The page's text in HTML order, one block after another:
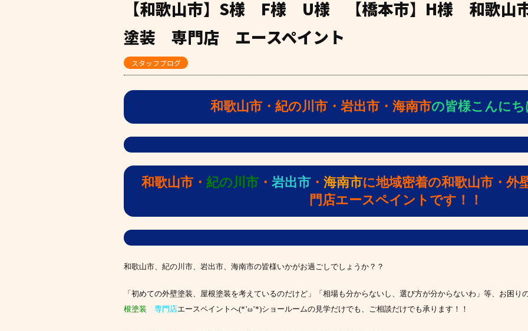
【和歌山市】S様 F様 U様 【橋本市】H様 和歌
塗装 専門店 エースペイント
スタッフブログ
和歌山市・紀の川市・岩出市・海南市の皆様こんに
和歌山市・紀の川市 ・岩出市 ・海南市に地域密着の和歌山市・外
門店エースペイントです！！
和歌山市、紀の川市、岩出市、海南市の皆様いかがお過ごしでしょうか？？
「初めての外壁塗装、屋根塗装を考えているのだけど」「相場も分からないし、選び方が分からないわ」等、お困り
根塗装
専門店エースペイントへ(*’ω’*)ショールームの見学だけでも、ご相談だけでも承ります！！